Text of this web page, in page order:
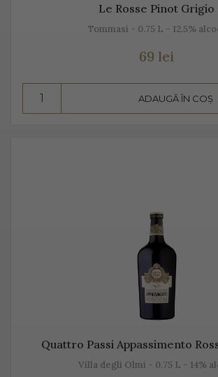
Le Rosse Pinot Grigio
Tommasi - 0.75 L - 12.5%
69 lei
ADAUGĂ ÎN COȘ
Quattro Passi Appassimento
Villa degli Olmi - 0.75 L - 14%